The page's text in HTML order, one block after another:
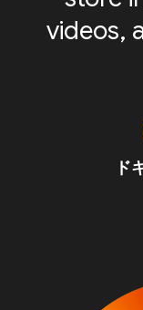
videos,
ド